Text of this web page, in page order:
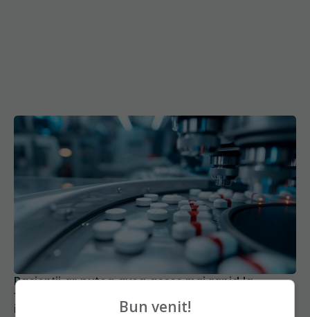
Pacienții ar putea avea acces mai rapid la
tratamente. UNIFARM anunță un parteneriat
important
Bun venit!